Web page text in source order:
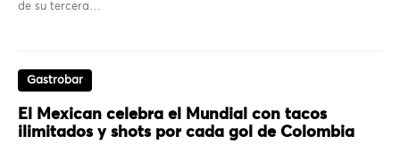
de su tercera…
Gastrobar
El Mexican celebra el Mundial con tacos
ilimitados y shots por cada gol de Colombia